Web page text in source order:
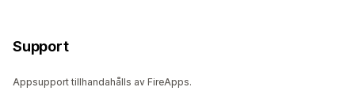
Support
Appsupport tillhandahålls av FireApps.